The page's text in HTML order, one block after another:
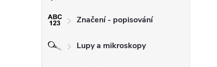
Značení - popisování
Lupy a mikroskopy